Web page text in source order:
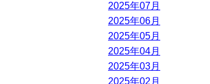
2025年07月
2025年06月
2025年05月
2025年04月
2025年03月
2025年02月